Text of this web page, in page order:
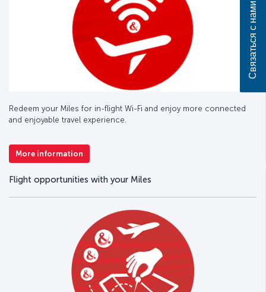
Redeem your Miles for in-flight Wi-Fi and enjoy more connected
and enjoyable travel experience.
More information
Flight opportunities with your Miles
Связаться с нами